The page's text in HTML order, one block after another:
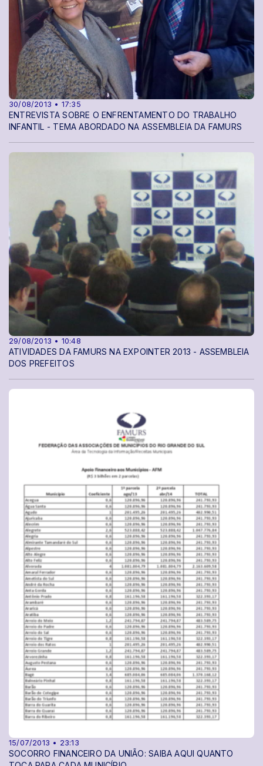
30/08/2013 • 17:35
ENTREVISTA SOBRE O ENFRENTAMENTO DO TRABALHO
INFANTIL - TEMA ABORDADO NA ASSEMBLEIA DA FAMURS
29/08/2013 • 10:48
ATIVIDADES DA FAMURS NA EXPOINTER 2013 - ASSEMBLEIA
DOS PREFEITOS
15/07/2013 • 23:13
SOCORRO FINANCEIRO DA UNIÃO: SAIBA AQUI QUANTO